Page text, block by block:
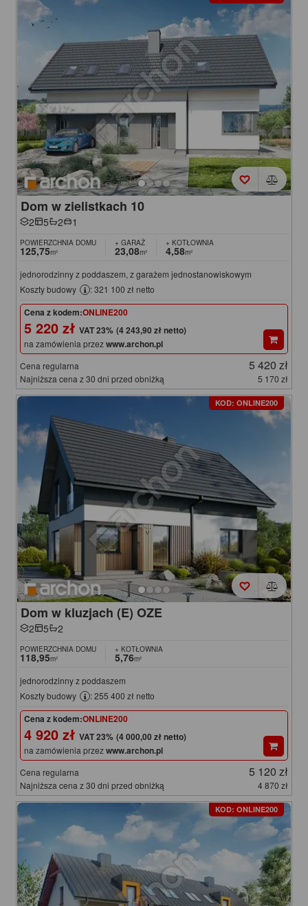
Dom w zielistkach 10
2 5 2 1
POWIERZCHNIA DOMU
125,75m²
+ GARAŻ
23,08m²
+ KOTŁOWNIA
4,58m²
jednorodzinny z poddaszem, z garażem jednostanowiskowym
Koszty budowy
: 321 100 zł netto
Cena z kodem:ONLINE200
5 220 zł (4 243,90 zł netto)
na zamówienia przezwww.archon.pl
Cena regularna 5 420 zł
Najniższa cena z 30 dni przed obniżką 5 170 zł
KOD: ONLINE200
Dom w kluzjach (E) OZE
2 5 2
POWIERZCHNIA DOMU
118,95m²
+ KOTŁOWNIA
5,76m²
jednorodzinny z poddaszem
Koszty budowy
: 255 400 zł netto
Cena z kodem:ONLINE200
4 920 zł (4 000,00 zł netto)
na zamówienia przezwww.archon.pl
Cena regularna 5 120 zł
Najniższa cena z 30 dni przed obniżką 4 870 zł
KOD: ONLINE200